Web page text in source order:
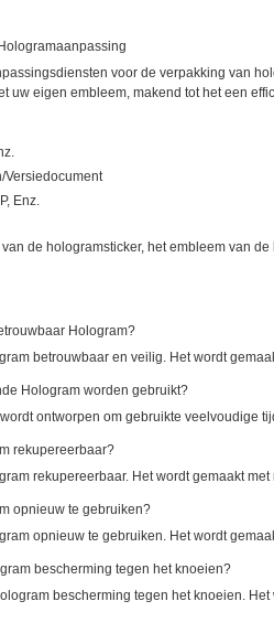
voor de verpakking van
uw eigen embleem, makend tot het een
Versiedocument
Enz.
de hologramsticker, het embleem van
Hologram?
betrouwbaar en veilig. Het wordt
Hologram worden gebruikt?
ontworpen om gebruikte veelvoudige
rekupereerbaar?
rekupereerbaar. Het wordt gemaakt
opnieuw te gebruiken?
opnieuw te gebruiken. Het wordt
bescherming tegen het knoeien?
bescherming tegen het knoeien.